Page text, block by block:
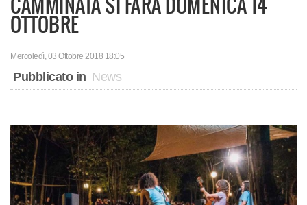
CAMMINATA SI FARÀ DOMENICA 14
OTTOBRE
Mercoledì, 03 Ottobre 2018 18:05
Pubblicato in News